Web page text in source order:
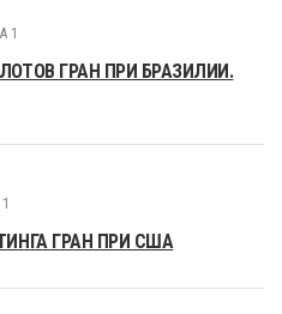
1
ГРАН ПРИ БРАЗИЛИИ.
ГРАН ПРИ США